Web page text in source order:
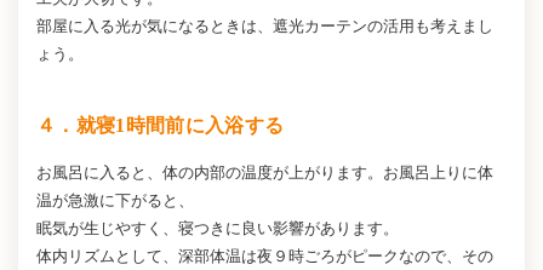
部屋に入る光が気になるときは、遮光カーテンの活用も考えまし
ょう。
４．就寝1時間前に入浴する
お風呂に入ると、体の内部の温度が上がります。お風呂上りに体
温が急激に下がると、
眠気が生じやすく、寝つきに良い影響があります。
体内リズムとして、深部体温は夜９時ごろがピークなので、その